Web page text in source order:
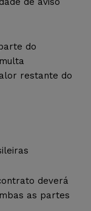
do
restante do
deverá
as partes